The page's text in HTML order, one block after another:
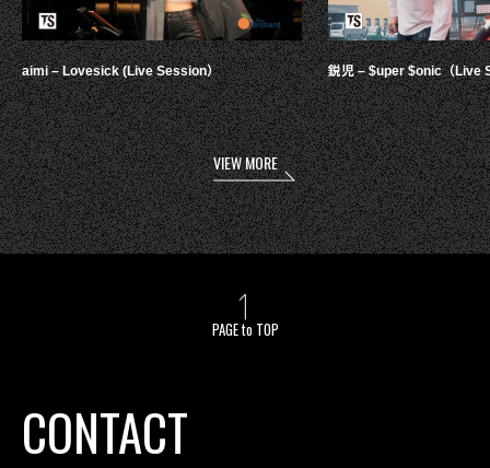
aimi – Lovesick (Live Session） 鋭児 – $uper $onic（Live
VIEW MORE
PAGE to TOP
CONTACT